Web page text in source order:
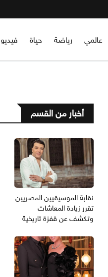
عالمي رياضة حياة فيديو
أخبار من القسم
نقابة الموسيقيين المصريين
تقرر زيادة المعاشات
وتكشف عن قفزة تاريخية